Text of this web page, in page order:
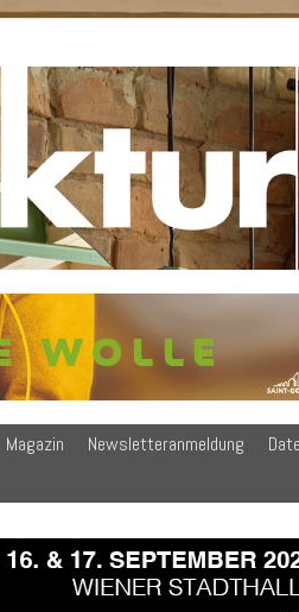
Magazin Newsletteranmeldung